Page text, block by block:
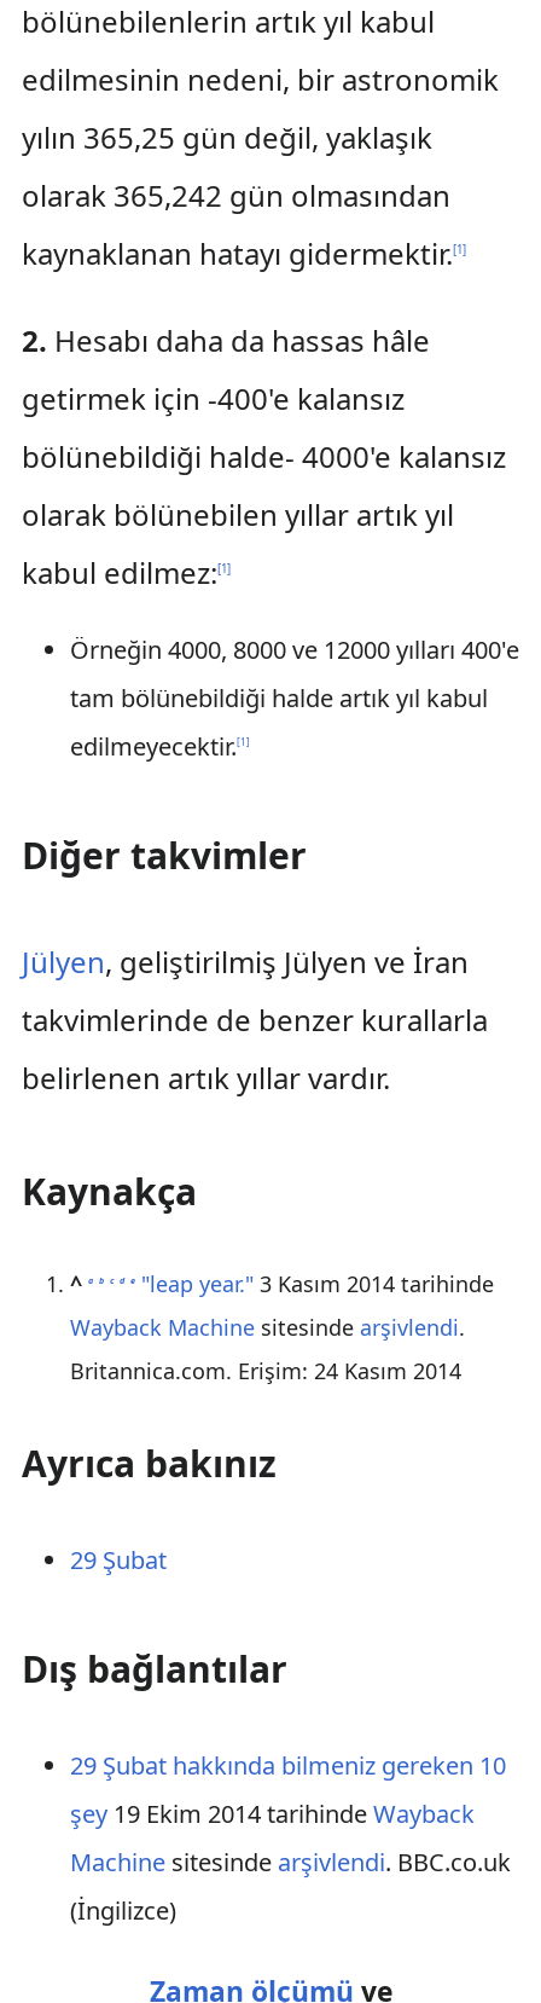
bölünebilenlerin artık yıl kabul
edilmesinin nedeni, bir astronomik
yılın 365,25 gün değil, yaklaşık
olarak 365,242 gün olmasından
kaynaklanan hatayı gidermektir.[1]
2. Hesabı daha da hassas hâle
getirmek için -400'e kalansız
bölünebildiği halde- 4000'e kalansız
olarak bölünebilen yıllar artık yıl
kabul edilmez:[1]
Örneğin 4000, 8000 ve 12000 yılları 400'e
tam bölünebildiği halde artık yıl kabul
edilmeyecektir.[1]
Diğer takvimler
Jülyen, geliştirilmiş Jülyen ve İran
takvimlerinde de benzer kurallarla
belirlenen artık yıllar vardır.
Kaynakça
^ a b c d e "leap year."3 Kasım 2014 tarihinde
Wayback Machinesitesinde arşivlendi.
Britannica.com. Erişim: 24 Kasım 2014
Ayrıca bakınız
29 Şubat
Dış bağlantılar
29 Şubat hakkında bilmeniz gereken 10
şey19 Ekim 2014 tarihindeWayback
Machinesitesinde arşivlendi. BBC.co.uk
(İngilizce)
Zaman ölçümü ve